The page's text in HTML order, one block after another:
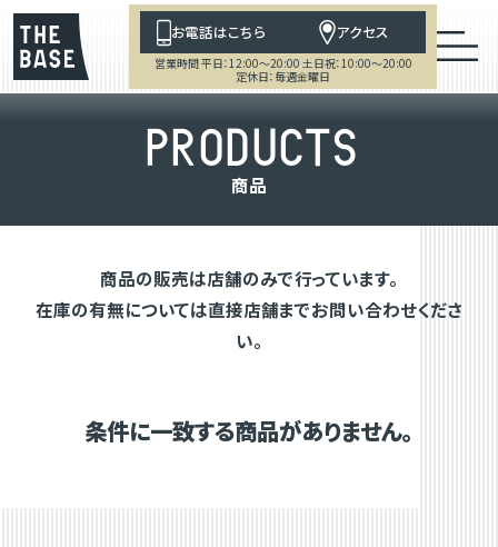
お電話はこちら アクセス
営業時間 平日：12:00～20:00 土日祝：10:00～20:00
定休日：毎週金曜日
PRODUCTS
商品
商品の販売は店舗のみで行っています。
在庫の有無については直接店舗までお問い合わせくださ
い。
条件に一致する商品がありません。